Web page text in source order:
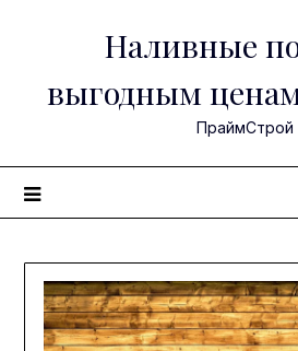
Наливные
выгодным
ПраймСтрой